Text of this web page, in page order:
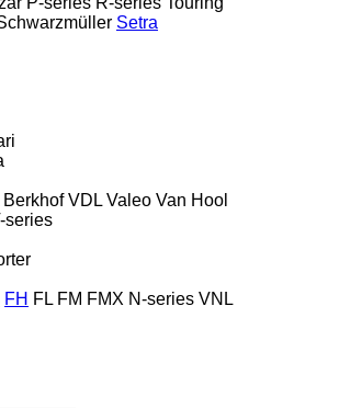
Setra
Berkhof VDL Valeo Van Hool
series
FH FL FM FMX N-series VNL